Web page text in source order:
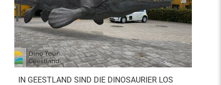
IN GEESTLAND SIND DIE DINOSAURIER LOS